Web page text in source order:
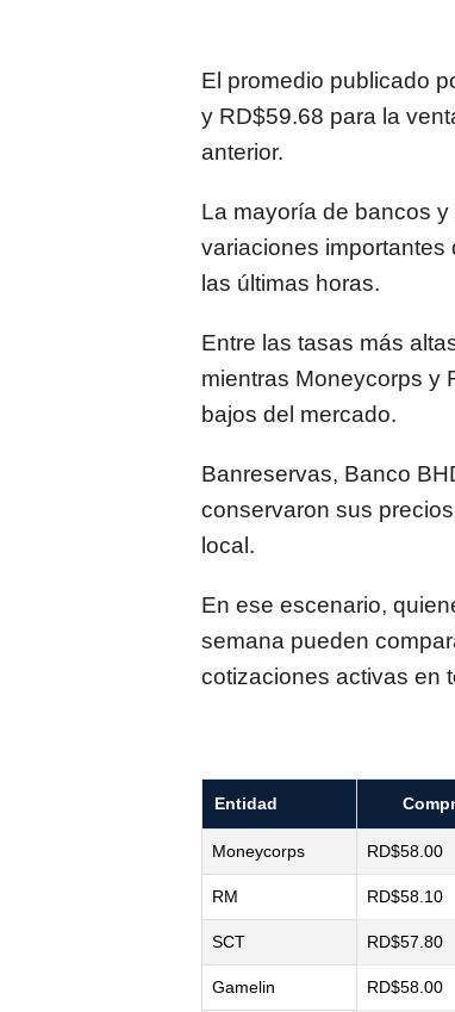
El promedio publicado
y RD$59.68 para la
anterior.
La mayoría de bancos
variaciones importantes
las últimas horas.
Entre las tasas más
mientras Moneycorps y
bajos del mercado.
Banreservas, Banco
conservaron sus
local.
En ese escenario,
semana pueden
cotizaciones activas en
Entidad
Moneycorps RD$58.00
RM RD$58.10
SCT RD$57.80
Gamelin RD$58.00